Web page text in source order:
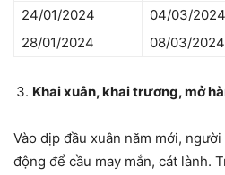
24/01/2024
04/03/2024
28/01/2024
08/03/2024
Khai xuân, khai trương, mở
Vào dịp đầu xuân năm mới,
động để cầu may mắn, cát lành.